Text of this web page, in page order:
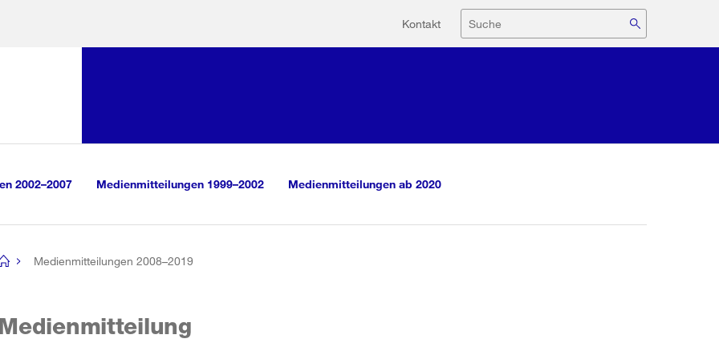
Hilfsnavigation
Kontakt Suche
2002–2007 Medienmitteilungen 1999–2002 Medienmitteilungen ab 2020
Medienmitteilungen 2008–2019